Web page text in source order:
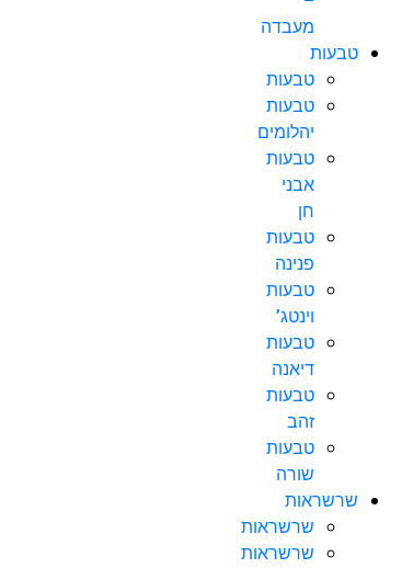
מעבדה
טבעות
טבעות
טבעות
יהלומים
טבעות
אבני
חן
טבעות
פנינה
טבעות
וינטג’
טבעות
דיאנה
טבעות
זהב
טבעות
שורה
שרשראות
שרשראות
שרשראות